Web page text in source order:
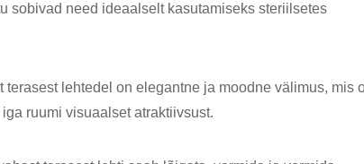
sobivad need ideaalselt kasutamiseks steriilsetes
lehtedel on elegantne ja moodne välimus, mis
ruumi visuaalset atraktiivsust.